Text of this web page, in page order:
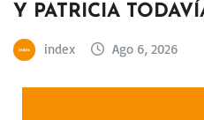
Y PATRICIA
index Ago 6, 2026